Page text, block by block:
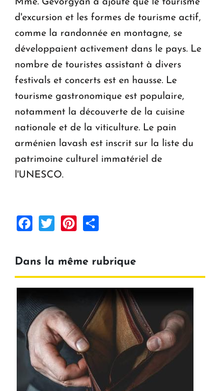
d'excursion et les formes de tourisme actif,
comme la randonnée en montagne, se
développaient activement dans le pays. Le
nombre de touristes assistant à divers
festivals et concerts est en hausse. Le
tourisme gastronomique est populaire,
notamment la découverte de la cuisine
nationale et de la viticulture. Le pain
arménien lavash est inscrit sur la liste du
patrimoine culturel immatériel de
l'UNESCO.
Facebook
TwitterPinterest
Dans la même rubrique